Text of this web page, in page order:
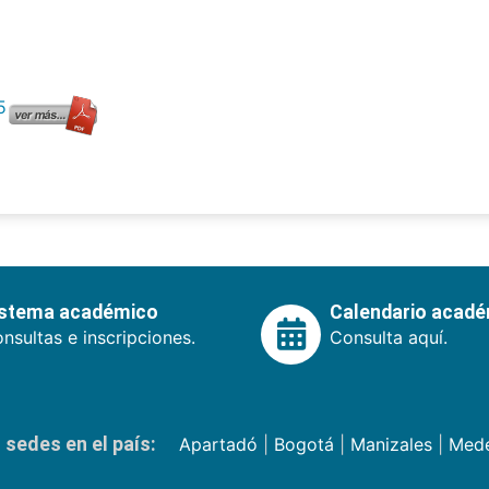
académico
e inscripciones.
Calendario
Consulta aquí.
en el país: Apartadó Bogotá Manizales|